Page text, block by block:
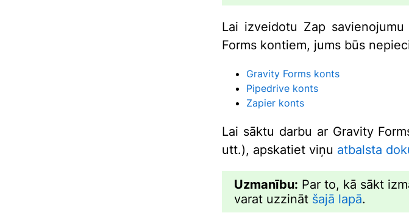
Lai izveidotu Zap
Forms kontiem, jums būs
Gravity Forms konts
Pipedrive konts
Zapier konts
Lai sāktu darbu ar Gravity
utt.), apskatiet viņu atbalsta
Uzmanību: Par to, kā sākt
varat uzzināt šajā lapā.